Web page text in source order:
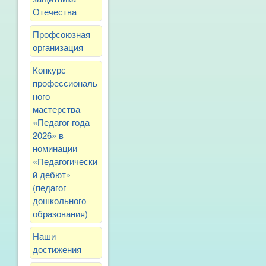
Отечества
Профсоюзная
организация
Конкурс
профессиональ
ного
мастерства
«Педагог года
2026» в
номинации
«Педагогически
й дебют»
(педагог
дошкольного
образования)
Наши
достижения